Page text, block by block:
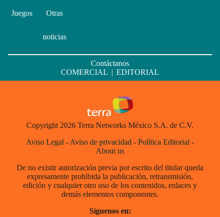
Juegos Otras
noticias
Contáctanos
COMERCIAL | EDITORIAL
Copyright 2026 Terra Networks México S.A. de C.V.
Aviso Legal - Aviso de privacidad - Política Editorial -
About us
De no existir autorización previa por escrito del titular queda
expresamente prohibida la publicación, retransmisión,
edición y cualquier otro uso de los contenidos, enlaces y
demás elementos componentes.
Síguenos en: